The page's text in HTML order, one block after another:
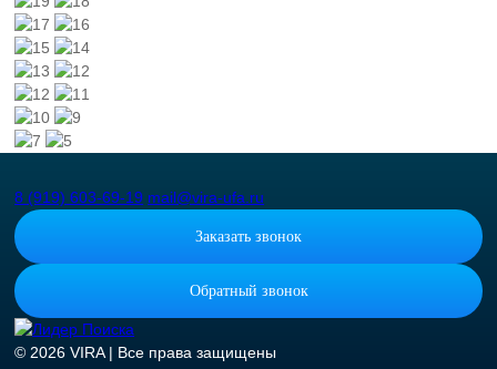
8 (919) 603-69-19 mail@vira-ufa.ru
Заказать звонок
Обратный звонок
© 2026 VIRA | Все права защищены